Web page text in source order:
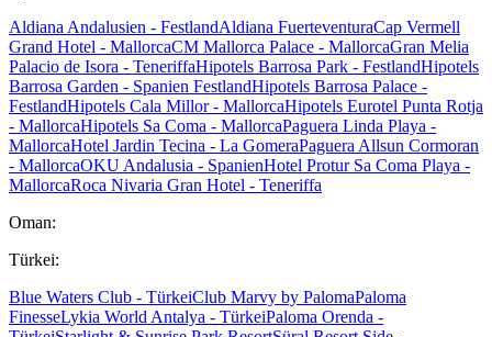
Aldiana Andalusien - FestlandAldiana FuerteventuraCap Vermell
Grand Hotel - MallorcaCM Mallorca Palace - MallorcaGran Melia
Palacio de Isora - TeneriffaHipotels Barrosa Park - FestlandHipotels
Barrosa Garden - Spanien FestlandHipotels Barrosa Palace -
FestlandHipotels Cala Millor - MallorcaHipotels Eurotel Punta Rotja
- MallorcaHipotels Sa Coma - MallorcaPaguera Linda Playa -
MallorcaHotel Jardin Tecina - La GomeraPaguera Allsun Cormoran
- MallorcaOKU Andalusia - SpanienHotel Protur Sa Coma Playa -
MallorcaRoca Nivaria Gran Hotel - Teneriffa
Oman:
Türkei:
Blue Waters Club - TürkeiClub Marvy by PalomaPaloma
FinesseLykia World Antalya - TürkeiPaloma Orenda -